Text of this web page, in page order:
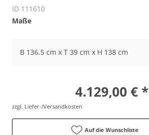
ID 111610
Maße
B 136.5 cm x T 39 cm x H 138 cm
4.129,00 € *
zzgl. Liefer-/Versandkosten
Auf die Wunschliste